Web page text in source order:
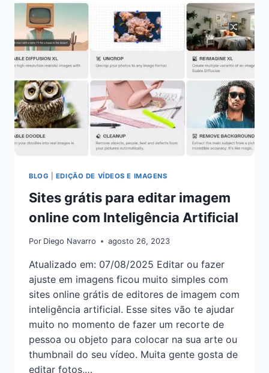
BLOG EDIÇÃO DE VÍDEOS E IMAGENS
Sites grátis para editar imagem
online com Inteligência Artificial
Por Diego Navarro agosto 26, 2023
Atualizado em: 07/08/2025 Editar ou fazer
ajuste em imagens ficou muito simples com
sites online grátis de editores de imagem com
inteligência artificial. Esse sites vão te ajudar
muito no momento de fazer um recorte de
pessoa ou objeto para colocar na sua arte ou
thumbnail do seu vídeo. Muita gente gosta de
editar fotos,…